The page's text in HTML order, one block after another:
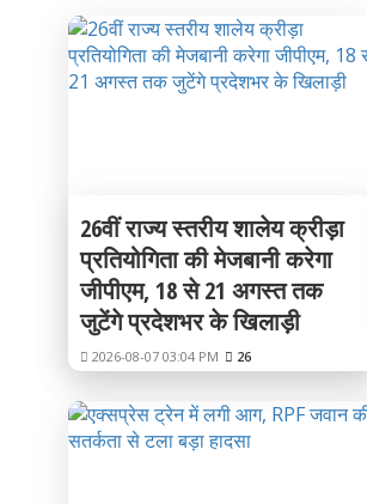
26वीं राज्य स्तरीय शालेय क्रीड़ा
प्रतियोगिता की मेजबानी करेगा
जीपीएम, 18 से 21 अगस्त तक
जुटेंगे प्रदेशभर के खिलाड़ी
2026-08-07 03:04 PM 26